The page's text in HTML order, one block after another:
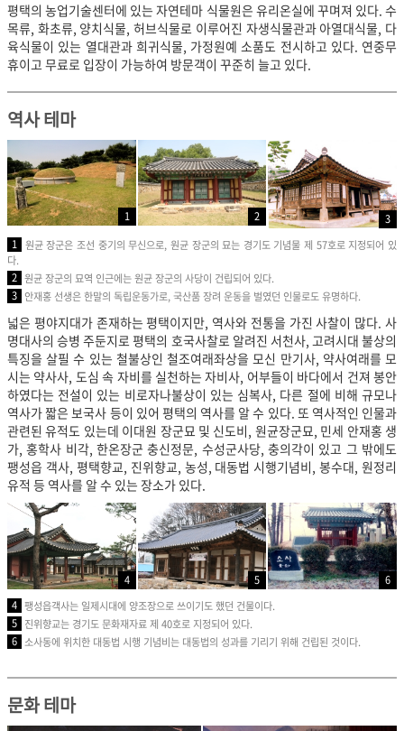
평택의 농업기술센터에 있는 자연테마 식물원은 유리온실에 꾸며져 있다. 수
목류, 화초류, 양치식물, 허브식물로 이루어진 자생식물관과 아열대식물, 다
육식물이 있는 열대관과 희귀식물, 가정원예 소품도 전시하고 있다. 연중무
휴이고 무료로 입장이 가능하여 방문객이 꾸준히 늘고 있다.
역사 테마
1 2
3
1 원균 장군은 조선 중기의 무신으로, 원균 장군의 묘는 경기도 기념물 제 57호로 지정되어 있
다.
2 원균 장군의 묘역 인근에는 원균 장군의 사당이 건립되어 있다.
3 안재홍 선생은 한말의 독립운동가로, 국산품 장려 운동을 벌였던 인물로도 유명하다.
넓은 평야지대가 존재하는 평택이지만, 역사와 전통을 가진 사찰이 많다. 사
명대사의 승병 주둔지로 평택의 호국사찰로 알려진 서천사, 고려시대 불상의
특징을 살필 수 있는 철불상인 철조여래좌상을 모신 만기사, 약사여래를 모
시는 약사사, 도심 속 자비를 실천하는 자비사, 어부들이 바다에서 건져 봉안
하였다는 전설이 있는 비로자나불상이 있는 심복사, 다른 절에 비해 규모나
역사가 짧은 보국사 등이 있어 평택의 역사를 알 수 있다. 또 역사적인 인물과
관련된 유적도 있는데 이대원 장군묘 및 신도비, 원균장군묘, 민세 안재홍 생
가, 홍학사 비각, 한온장군 충신정문, 수성군사당, 충의각이 있고 그 밖에도
팽성읍 객사, 평택향교, 진위향교, 농성, 대동법 시행기념비, 봉수대, 원정리
유적 등 역사를 알 수 있는 장소가 있다.
4 5
6
4 팽성읍객사는 일제시대에 양조장으로 쓰이기도 했던 건물이다.
5 진위향교는 경기도 문화재자료 제 40호로 지정되어 있다.
6 소사동에 위치한 대동법 시행 기념비는 대동법의 성과를 기리기 위해 건립된 것이다.
문화 테마